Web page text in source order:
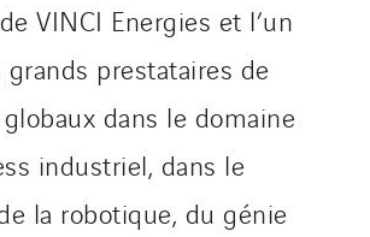
VINCI Energies et l’un
prestataires de
dans le domaine
industriel, dans le
la robotique, du génie